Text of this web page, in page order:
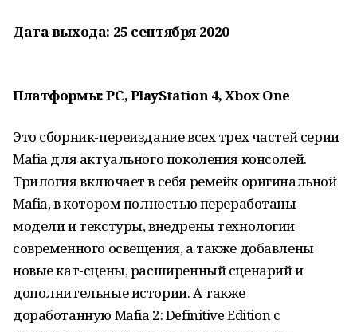
Дата выхода: 25 сентября 2020
Платформы: PC, PlayStation 4, Xbox One
Это сборник-переиздание всех трех частей серии
Mafia для актуального поколения консолей.
Трилогия включает в себя ремейк оригинальной
Mafia, в котором полностью переработаны
модели и текстуры, внедрены технологии
современного освещения, а также добавлены
новые кат-сцены, расширенный сценарий и
дополнительные истории. А также
доработанную Mafia 2: Definitive Edition c